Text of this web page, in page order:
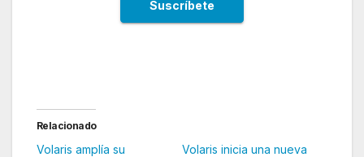
Relacionado
Volaris amplía su
Volaris inicia una nueva